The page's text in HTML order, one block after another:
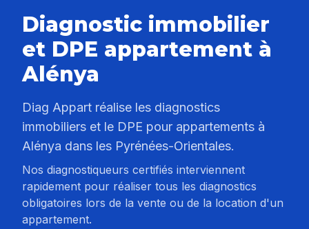
Diagnostic immobilier
et DPE appartement à
Alénya
Diag Appart réalise les diagnostics
immobiliers et le DPE pour appartements à
Alénya dans les Pyrénées-Orientales.
Nos diagnostiqueurs certifiés interviennent
rapidement pour réaliser tous les diagnostics
obligatoires lors de la vente ou de la location d'un
appartement.